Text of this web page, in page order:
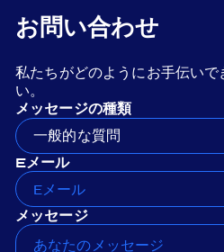
お問い合わせ
私たちがどのようにお手伝いで
い。
メッセージの種類
一般的な質問
Eメール
メッセージ